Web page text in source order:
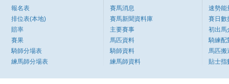
報名表
排位表(本地)
賠率
賽果
騎師分場表
練馬師分場表
賽馬消息
賽馬新聞資料庫
主要賽事
馬匹資料
騎師資料
練馬師資料
速勢能
賽日數
初出馬
騎練配
馬匹搬
貼士指